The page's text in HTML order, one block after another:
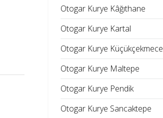
Otogar Kurye Kâğıthane
Otogar Kurye Kartal
Otogar Kurye Küçükçekmece
Otogar Kurye Maltepe
Otogar Kurye Pendik
Otogar Kurye Sancaktepe